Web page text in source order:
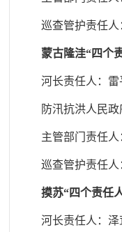
巡查管护责任人
蒙古隆洼“四个
河长责任人：雷
防汛抗洪人民
主管部门责任人
巡查管护责任人
摸苏“四个责任
河长责任人：泽